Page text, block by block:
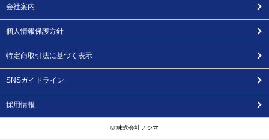
会社案内
個人情報保護方針
特定商取引法に基づく表示
SNSガイドライン
採用情報
© 株式会社ノジマ